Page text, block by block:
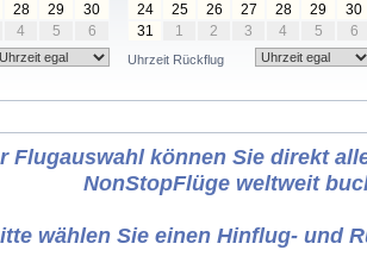
28 29
30
4 5 6
24
25 26 27 28 29
30
31
1 2 3 4 5 6
Uhrzeit Rückflug
Flugauswahl können Sie direkt
NonStopFlüge weltweit
wählen Sie einen Hinflug- und